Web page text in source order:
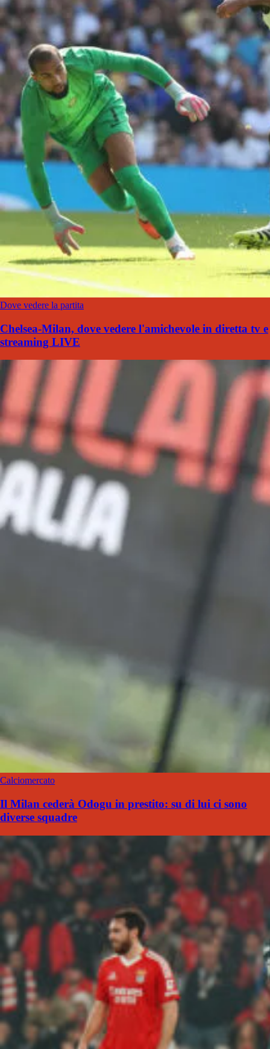
Dove vedere la partita
Chelsea-Milan, dove vedere l'amichevole in diretta tv e
streaming LIVE
Calciomercato
Il Milan cederà Odogu in prestito: su di lui ci sono
diverse squadre